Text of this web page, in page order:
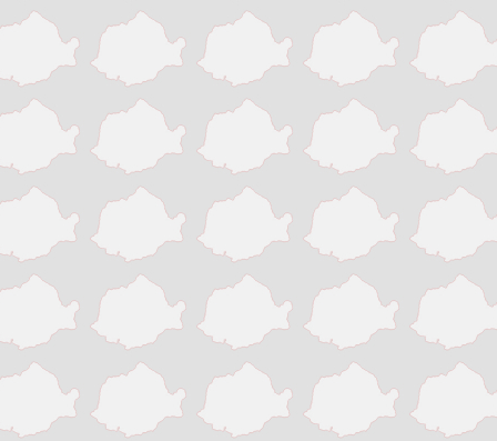
Piatra Neamt
Pitesti
Ploiesti
Roman
Sibiu